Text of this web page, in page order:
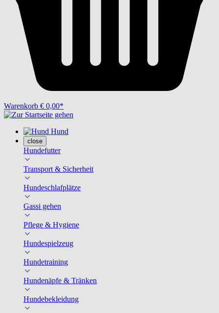
Warenkorb € 0,00*
Hund
close
Hundefutter
Transport & Sicherheit
Hundeschlafplätze
Gassi gehen
Pflege & Hygiene
Hundespielzeug
Hundetraining
Hundenäpfe & Tränken
Hundebekleidung